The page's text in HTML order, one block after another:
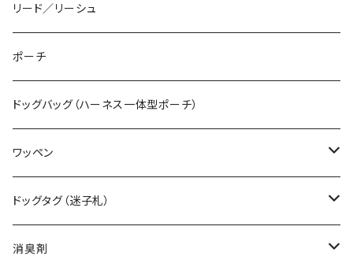
リード／リーシュ
ポーチ
ドッグバッグ（ハーネス一体型ポーチ）
ワッペン
デザインワッペン（既製品）
オーダーワッペン（特注品）
ドッグタグ（迷子札）
ボールチェーンタイプ
消臭剤